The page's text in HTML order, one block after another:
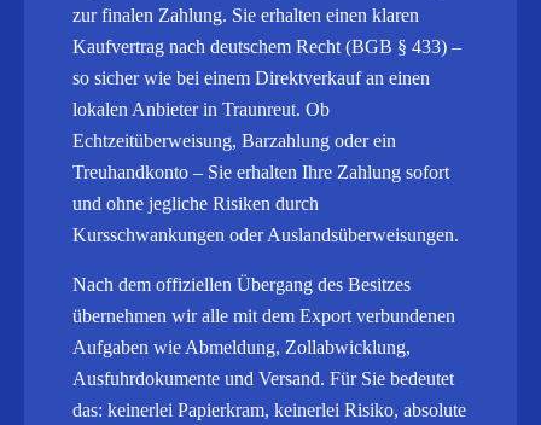
zur finalen Zahlung. Sie erhalten einen klaren
Kaufvertrag nach deutschem Recht (BGB § 433) –
so sicher wie bei einem Direktverkauf an einen
lokalen Anbieter in Traunreut. Ob
Echtzeitüberweisung, Barzahlung oder ein
Treuhandkonto – Sie erhalten Ihre Zahlung sofort
und ohne jegliche Risiken durch
Kursschwankungen oder Auslandsüberweisungen.
Nach dem offiziellen Übergang des Besitzes
übernehmen wir alle mit dem Export verbundenen
Aufgaben wie Abmeldung, Zollabwicklung,
Ausfuhrdokumente und Versand. Für Sie bedeutet
das: keinerlei Papierkram, keinerlei Risiko, absolute